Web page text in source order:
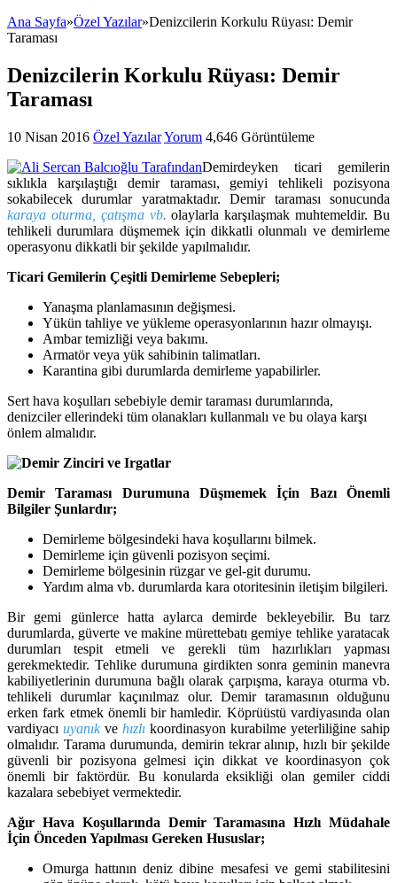
Ana Sayfa»Özel Yazılar»Denizcilerin Korkulu Rüyası: Demir
Taraması
Denizcilerin Korkulu Rüyası: Demir
Taraması
10 Nisan 2016 Özel YazılarYorum 4,646 Görüntüleme
Demirdeyken ticari gemilerin
sıklıkla karşılaştığı demir taraması, gemiyi tehlikeli pozisyona
sokabilecek durumlar yaratmaktadır. Demir taraması sonucunda
karaya oturma, çatışma vb. olaylarla karşılaşmak muhtemeldir. Bu
tehlikeli durumlara düşmemek için dikkatli olunmalı ve demirleme
operasyonu dikkatli bir şekilde yapılmalıdır.
Ticari Gemilerin Çeşitli Demirleme Sebepleri;
Yanaşma planlamasının değişmesi.
Yükün tahliye ve yükleme operasyonlarının hazır olmayışı.
Ambar temizliği veya bakımı.
Armatör veya yük sahibinin talimatları.
Karantina gibi durumlarda demirleme yapabilirler.
Sert hava koşulları sebebiyle demir taraması durumlarında,
denizciler ellerindeki tüm olanakları kullanmalı ve bu olaya karşı
önlem almalıdır.
Demir Taraması Durumuna Düşmemek İçin Bazı Önemli
Bilgiler Şunlardır;
Demirleme bölgesindeki hava koşullarını bilmek.
Demirleme için güvenli pozisyon seçimi.
Demirleme bölgesinin rüzgar ve gel-git durumu.
Yardım alma vb. durumlarda kara otoritesinin iletişim bilgileri.
Bir gemi günlerce hatta aylarca demirde bekleyebilir. Bu tarz
durumlarda, güverte ve makine mürettebatı gemiye tehlike yaratacak
durumları tespit etmeli ve gerekli tüm hazırlıkları yapması
gerekmektedir. Tehlike durumuna girdikten sonra geminin manevra
kabiliyetlerinin durumuna bağlı olarak çarpışma, karaya oturma vb.
tehlikeli durumlar kaçınılmaz olur. Demir taramasının olduğunu
erken fark etmek önemli bir hamledir. Köprüüstü vardiyasında olan
vardiyacı uyanıkve hızlı koordinasyon kurabilme yeterliliğine sahip
olmalıdır. Tarama durumunda, demirin tekrar alınıp, hızlı bir şekilde
güvenli bir pozisyona gelmesi için dikkat ve koordinasyon çok
önemli bir faktördür. Bu konularda eksikliği olan gemiler ciddi
kazalara sebebiyet vermektedir.
Ağır Hava Koşullarında Demir Taramasına Hızlı Müdahale
İçin Önceden Yapılması Gereken Hususlar;
Omurga hattının deniz dibine mesafesi ve gemi stabilitesini